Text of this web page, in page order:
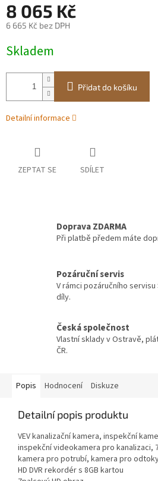
8 065 Kč
6 665 Kč bez DPH
cena:
Skladem
Přidat do košíku
Detailní informace
ZEPTAT SE SDÍLET
Doprava ZDARMA
Při platbě předem máte
Pozáruční servis
V rámci pozáručního servisu
díly.
Česká společnost
Vlastní sklady v Ostravě,
ČR.
Popis Hodnocení Diskuze
Detailní popis produktu
VEV kanalizační kamera, inspekční
inspekční videokamera pro kanalizaci,
kamera pro potrubí, kamera pro
HD DVR rekordér s 8GB kartou